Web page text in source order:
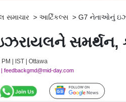
સમાચાર > આર્ટિકલ્સ > G7 નેતાઓનું
સમર્થન,
| IST | Ottawa
| feedbackgmd@mid-day.com
Follow Us